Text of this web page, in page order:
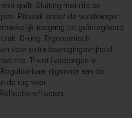
quilt. Sluiting met rits en
Ritszak onder de windvanger.
toegang tot geïntegreerd
D-ring. Ergonomisch
voor extra bewegingsvrijheid.
rits. Tricot (verborgen in
rijgsnoer aan de
de rug voor
effecten.